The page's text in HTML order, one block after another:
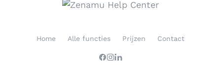
Home Alle functies Prijzen Contact